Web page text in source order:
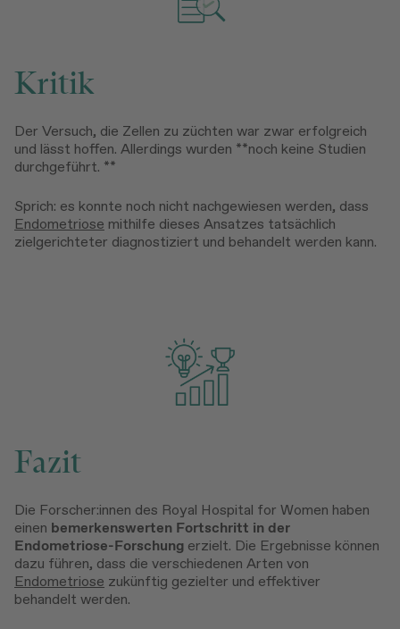
Kritik
Der Versuch, die Zellen zu züchten war zwar erfolgreich
und lässt hoffen. Allerdings wurden **noch keine Studien
durchgeführt. **
Sprich: es konnte noch nicht nachgewiesen werden, dass
Endometriose mithilfe dieses Ansatzes tatsächlich
zielgerichteter diagnostiziert und behandelt werden kann.
Fazit
Die Forscher:innen des Royal Hospital for Women haben
einen bemerkenswerten Fortschritt in der
Endometriose-Forschung erzielt. Die Ergebnisse können
dazu führen, dass die verschiedenen Arten von
Endometriose zukünftig gezielter und effektiver
behandelt werden.